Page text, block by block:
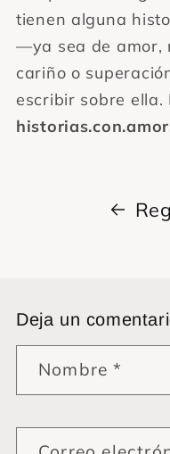
tienen alguna
—ya sea de amor,
cariño o
escribir sobre ella.
Deja un
Nombre*